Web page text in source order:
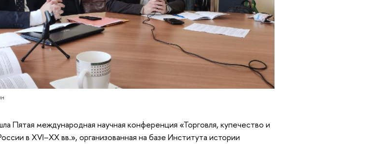
Пятая международная научная конференция «Торговля, купечество и
в XVI–XX вв.», организованная на базе Института истории